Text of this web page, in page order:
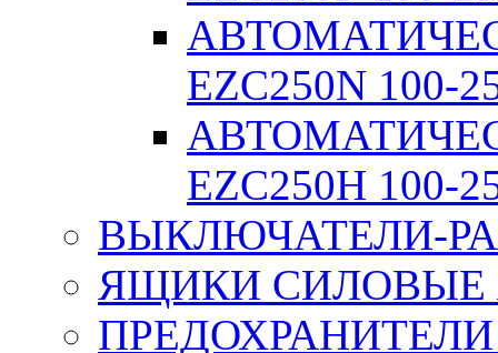
EZC250N 100-
EZC250H 100-
ВЫКЛЮЧАТЕЛИ-
ЯЩИКИ СИЛОВЫЕ